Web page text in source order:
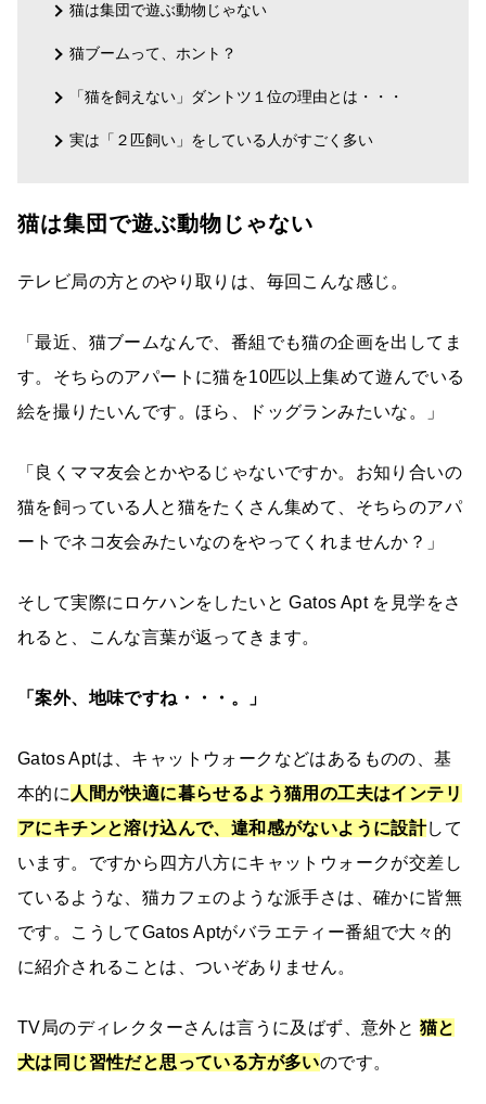
猫は集団で遊ぶ動物じゃない
猫ブームって、ホント？
「猫を飼えない」ダントツ１位の理由とは・・・
実は「２匹飼い」をしている人がすごく多い
猫は集団で遊ぶ動物じゃない
テレビ局の方とのやり取りは、毎回こんな感じ。
「最近、猫ブームなんで、番組でも猫の企画を出してま
す。そちらのアパートに猫を10匹以上集めて遊んでいる
絵を撮りたいんです。ほら、ドッグランみたいな。」
「良くママ友会とかやるじゃないですか。お知り合いの
猫を飼っている人と猫をたくさん集めて、そちらのアパ
ートでネコ友会みたいなのをやってくれませんか？」
そして実際にロケハンをしたいと Gatos Apt を見学をさ
れると、こんな言葉が返ってきます。
「案外、地味ですね・・・。」
Gatos Aptは、キャットウォークなどはあるものの、基
本的に 人間が快適に暮らせるよう猫用の工夫はインテリ
アにキチンと溶け込んで、違和感がないように設計して
います。ですから四方八方にキャットウォークが交差し
ているような、猫カフェのような派手さは、確かに皆無
です。こうしてGatos Aptがバラエティー番組で大々的
に紹介されることは、ついぞありません。
TV局のディレクターさんは言うに及ばず、意外と 猫と
犬は同じ習性だと思っている方が多いのです。